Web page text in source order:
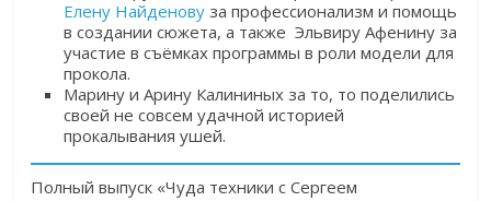
Елену Найденову за профессионализм и помощь
в создании сюжета, а также Эльвиру Афенину за
участие в съёмках программы в роли модели для
прокола.
Марину и Арину Калининых за то, то поделились
своей не совсем удачной историей
прокалывания ушей.
Полный выпуск «Чуда техники с Сергеем